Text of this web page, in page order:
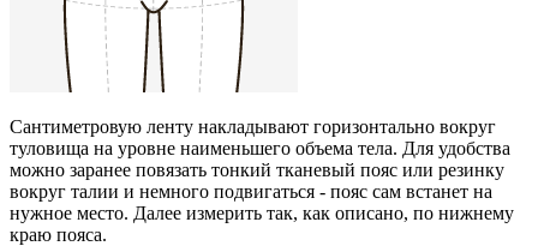
Сантиметровую ленту накладывают горизонтально вокруг
туловища на уровне наименьшего объема тела. Для удобства
можно заранее повязать тонкий тканевый пояс или резинку
вокруг талии и немного подвигаться - пояс сам встанет на
нужное место. Далее измерить так, как описано, по нижнему
краю пояса.